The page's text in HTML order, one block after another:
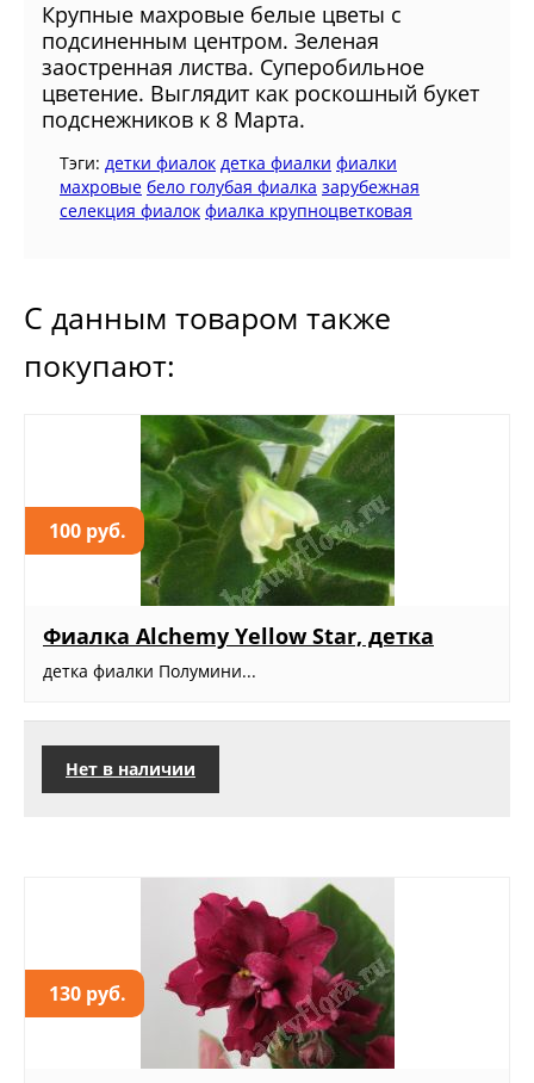
Крупные махровые белые цветы с
подсиненным центром. Зеленая
заостренная листва. Суперобильное
цветение. Выглядит как роскошный букет
подснежников к 8 Марта.
Тэги: детки фиалок детка фиалки фиалки
махровые бело голубая фиалка зарубежная
селекция фиалок фиалка крупноцветковая
С данным товаром также
покупают:
100 руб.
Фиалка Alchemy Yellow Star, детка
детка фиалки Полумини...
Нет в наличии
130 руб.